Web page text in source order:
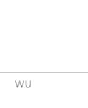
Law
WU